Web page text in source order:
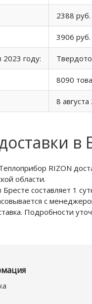
2388 руб.
3906 руб.
2023 году:
8090
8
в
RIZON
области.
составляет 1
с
Подробности